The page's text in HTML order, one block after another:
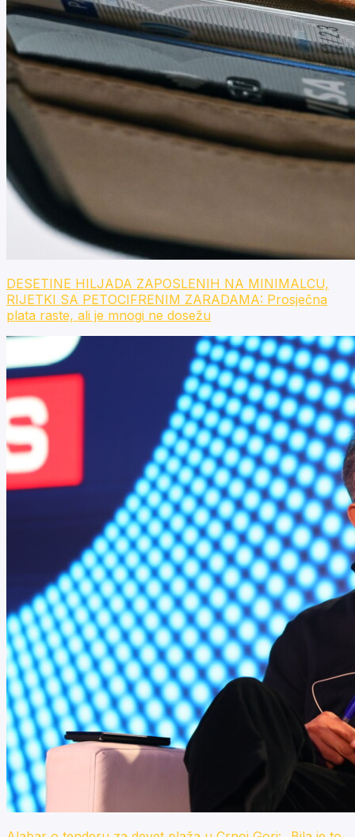
DESETINE HILJADA ZAPOSLENIH NA MINIMALCU,
RIJETKI SA PETOCIFRENIM ZARADAMA: Prosječna
plata raste, ali je mnogi ne dosežu